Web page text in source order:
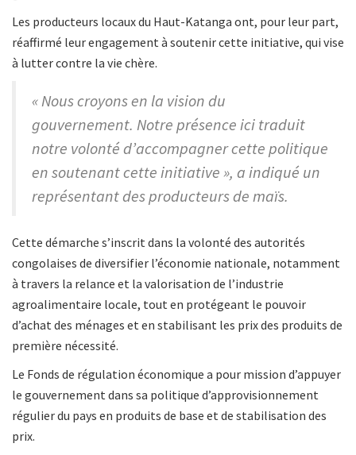
Les producteurs locaux du Haut-Katanga ont, pour leur part,
réaffirmé leur engagement à soutenir cette initiative, qui vise
à lutter contre la vie chère.
« Nous croyons en la vision du
gouvernement. Notre présence ici traduit
notre volonté d’accompagner cette politique
en soutenant cette initiative », a indiqué un
représentant des producteurs de maïs.
Cette démarche s’inscrit dans la volonté des autorités
congolaises de diversifier l’économie nationale, notamment
à travers la relance et la valorisation de l’industrie
agroalimentaire locale, tout en protégeant le pouvoir
d’achat des ménages et en stabilisant les prix des produits de
première nécessité.
Le Fonds de régulation économique a pour mission d’appuyer
le gouvernement dans sa politique d’approvisionnement
régulier du pays en produits de base et de stabilisation des
prix.